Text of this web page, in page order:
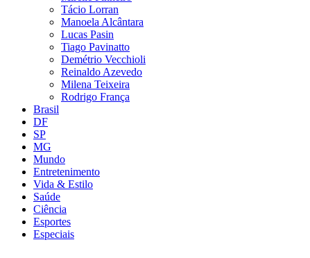
Tácio Lorran
Manoela Alcântara
Lucas Pasin
Tiago Pavinatto
Demétrio Vecchioli
Reinaldo Azevedo
Milena Teixeira
Rodrigo França
Brasil
DF
SP
MG
Mundo
Entretenimento
Vida & Estilo
Saúde
Ciência
Esportes
Especiais